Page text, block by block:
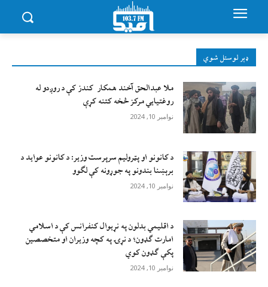
ډېر لوستل شوي
ملا عبدالحق آخند همکار کندز کې د روږدو له
روغتیایي مرکز څخه کتنه کړې
نوامبر 10, 2024
د کانونو او پټرولیم سرپرست وزیر: د کانونو عواید د
برېښنا بندونو په جوړونه کې لګوو
نوامبر 10, 2024
د اقليمي بدلون په نړيوال کنفرانس کې د اسلامي
امارت ګډون؛ د نړۍ په کچه وزيران او متخصصين
پکې ګډون کوي
نوامبر 10, 2024